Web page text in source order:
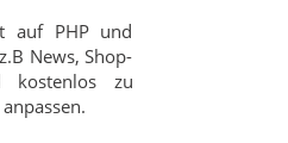
auf PHP und
News, Shop-
kostenlos zu